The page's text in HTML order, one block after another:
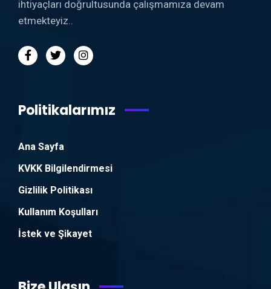
ihtiyaçları doğrultusunda çalışmamıza devam
etmekteyiz..
Politikalarımız
Ana Sayfa
KVKK Bilgilendirmesi
Gizlilik Politikası
Kullanım Koşulları
İstek ve Şikayet